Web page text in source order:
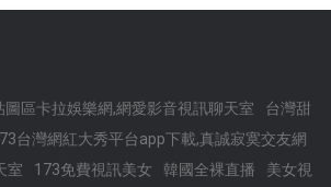
圖區卡拉娛樂網,網愛影音視訊聊天室
台灣甜
台灣網紅大秀平台app下載,真誠寂寞交友網
室 173免費視訊美女 韓國全裸直播
美女視